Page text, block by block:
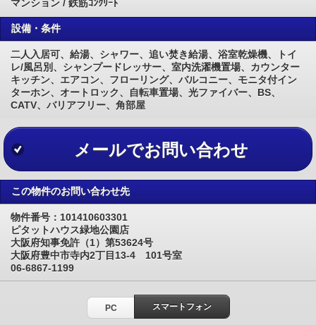
マンション / 鉄筋ｺﾝｸﾘｰﾄ
設備・条件
二人入居可、給湯、シャワー、追い焚き給湯、浴室乾燥機、トイ
レ/風呂別、シャンプードレッサー、室内洗濯機置場、カウンター
キッチン、エアコン、フローリング、バルコニー、モニタ付イン
ターホン、オートロック、自転車置場、光ファイバー、BS、
CATV、バリアフリー、角部屋
メールでお問い合わせ
この物件のお問い合わせ先
物件番号：101410603301
ピタットハウス緑地公園店
大阪府知事免許（1）第53624号
大阪府豊中市寺内2丁目13-4 101号室
06-6867-1199
PC スマートフォン